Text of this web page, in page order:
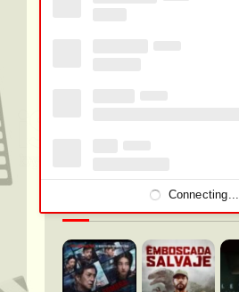
Estrenos 2023 – 2025Connecting...